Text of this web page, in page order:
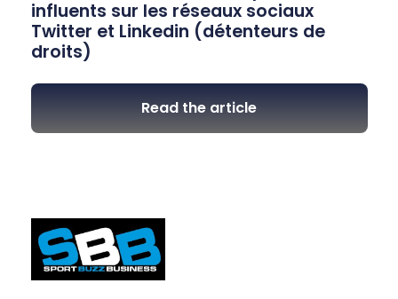
influents sur les réseaux sociaux
Twitter et Linkedin (détenteurs de
droits)
Read the article